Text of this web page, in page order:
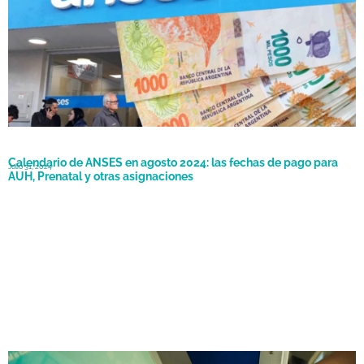
Calendario de ANSES en agosto 2024: las fechas de pago para
AUH, Prenatal y otras asignaciones
Julio 31, 2024
Corrientes: dieron a conocer las fechas de pago del plus de
Julio 16, 2024